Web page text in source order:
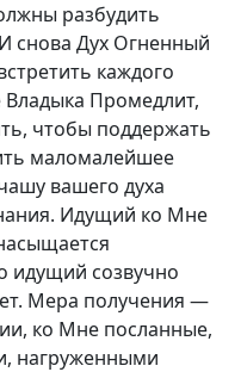
разбудить
снова Дух Огненный
каждого
Владыка Промедлит,
чтобы поддержать
маломалейшее
вашего духа
Идущий ко Мне
идущий созвучно
Мера получения —
ко Мне посланные,
нагруженными